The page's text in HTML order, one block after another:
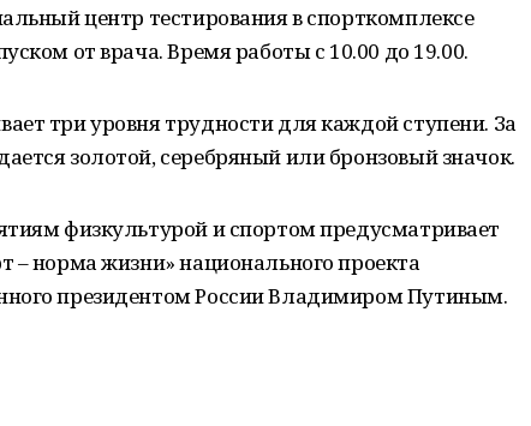
центр тестирования в спорткомплексе
от врача. Время работы с 10.00 до 19.00.
три уровня трудности для каждой ступени. За
золотой, серебряный или бронзовый значок.
физкультурой и спортом предусматривает
– норма жизни» национального проекта
президентом России Владимиром Путиным.